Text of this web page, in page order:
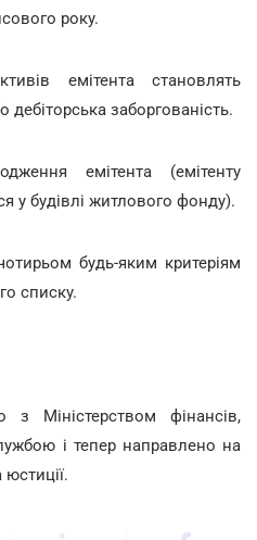
року.
емітента становлять
дебіторська заборгованість.
емітента (емітенту
у будівлі житлового фонду).
будь-яким критеріям
списку.
Міністерством фінансів,
і тепер направлено на